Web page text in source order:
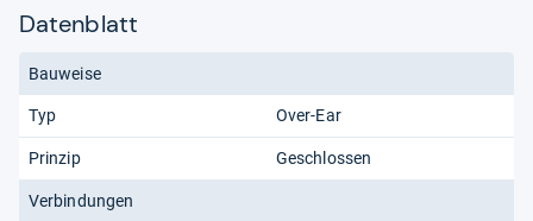
Datenblatt
Bauweise
Typ Over-Ear
Prinzip Geschlossen
Verbindungen